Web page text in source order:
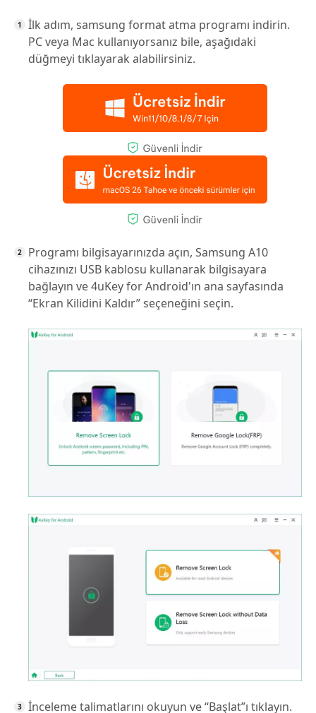
İlk adım, samsung format atma programı indirin.
PC veya Mac kullanıyorsanız bile, aşağıdaki
düğmeyi tıklayarak alabilirsiniz.
Programı bilgisayarınızda açın, Samsung A10
cihazınızı USB kablosu kullanarak bilgisayara
bağlayın ve 4uKey for Android'ın ana sayfasında
“Ekran Kilidini Kaldır” seçeneğini seçin.
İnceleme talimatlarını okuyun ve “Başlat”ı tıklayın.